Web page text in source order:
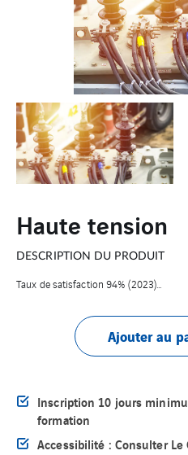
Haute tension
DESCRIPTION DU PRODUIT
Taux de satisfaction 94% (2023)...
Ajouter au
Inscription 10 jours
formation
Accessibilité : Consulter Le